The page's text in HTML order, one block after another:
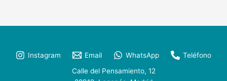
Instagram Email WhatsApp
Teléfono
Calle del Pensamiento, 12